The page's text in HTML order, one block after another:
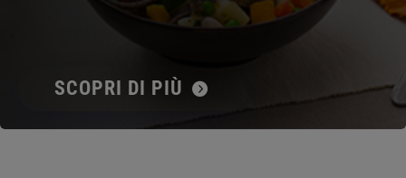
SCOPRI DI PIÙ